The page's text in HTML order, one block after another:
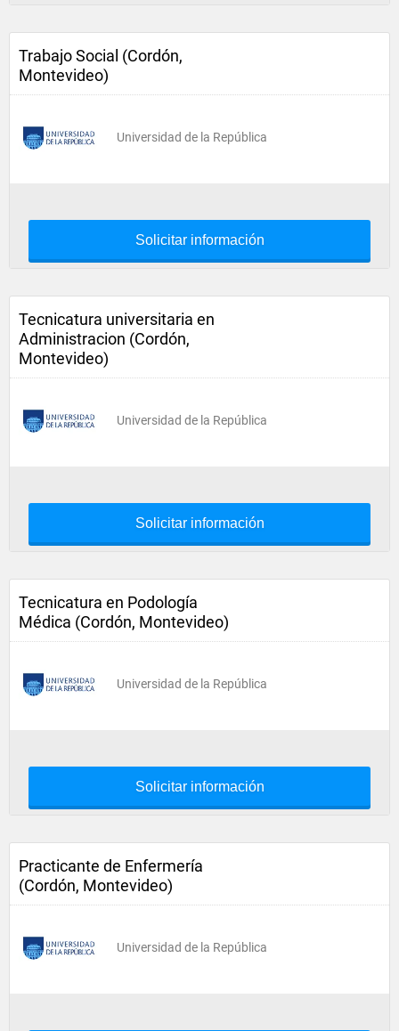
Trabajo Social (Cordón,
Montevideo)
Universidad de la República
Solicitar información
Tecnicatura universitaria en
Administracion (Cordón,
Montevideo)
Universidad de la República
Solicitar información
Tecnicatura en Podología
Médica (Cordón, Montevideo)
Universidad de la República
Solicitar información
Practicante de Enfermería
(Cordón, Montevideo)
Universidad de la República